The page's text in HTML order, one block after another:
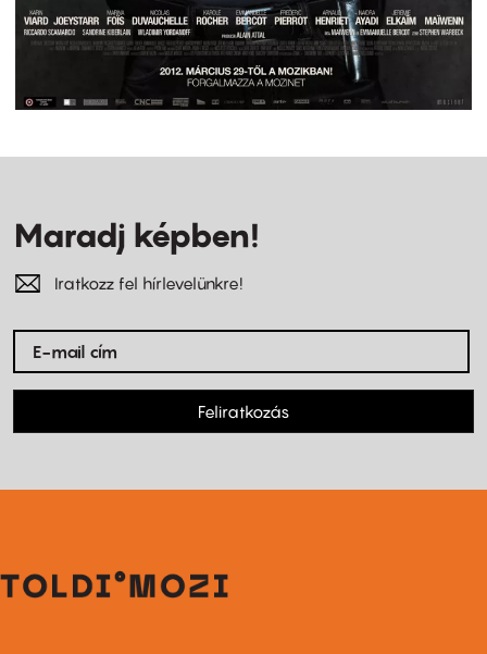
Maradj képben!
Iratkozz fel hírlevelünkre!
Feliratkozás